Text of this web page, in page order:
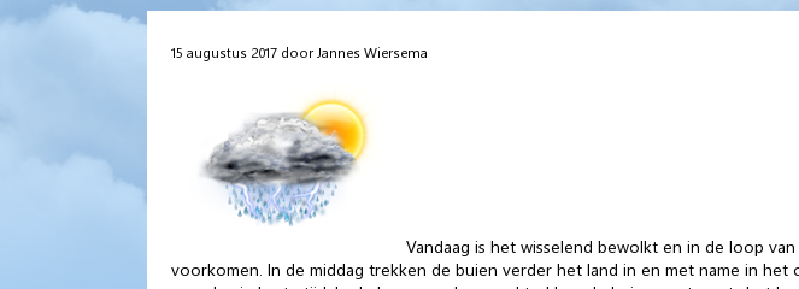
15 augustus 2017 door Jannes Wiersema
Vandaag is het wisselend bewolkt en in de loop
voorkomen. In de middag trekken de buien verder het land in en met name in